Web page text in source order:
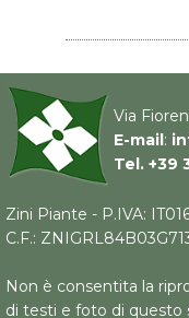
Via
E-mail:
Tel. +39
Zini Piante - P.IVA:
C.F.:
Non è consentita la
di testi e foto di questo